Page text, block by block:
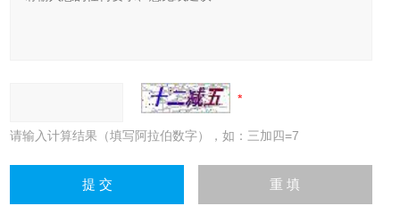
请输入计算结果（填写阿拉伯数字），如：三加四=7